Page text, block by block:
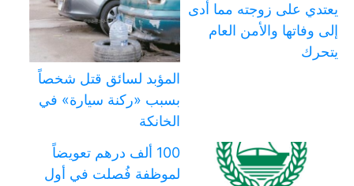
يعتدي على زوجته مما أدى
إلى وفاتها والأمن العام
يتحرك
المؤبد لسائق قتل شخصاً
بسبب «ركنة سيارة» في
الخانكة
100 ألف درهم تعويضاً
لموظفة فُصلت في أول